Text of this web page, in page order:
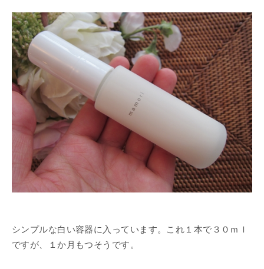
シンプルな白い容器に入っています。これ１本で３０ｍｌ
ですが、１か月もつそうです。